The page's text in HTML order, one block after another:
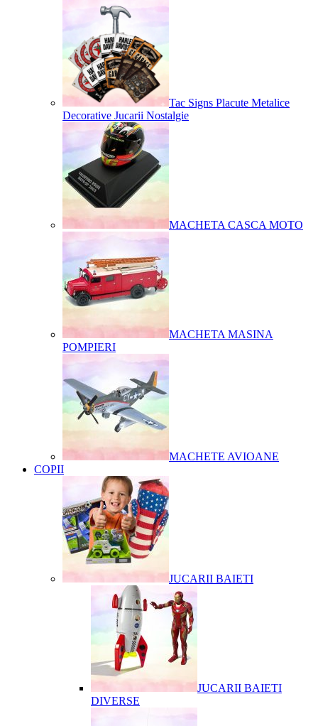
Tac Signs Placute Metalice
Decorative Jucarii Nostalgie
MACHETA CASCA MOTO
MACHETA MASINA
POMPIERI
MACHETE AVIOANE
COPII
JUCARII BAIETI
JUCARII BAIETI
DIVERSE